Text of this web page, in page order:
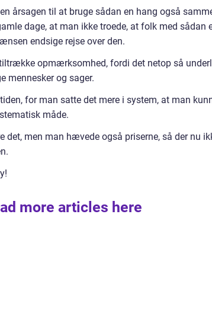
årsagen til at bruge sådan en hang også
dage, at man ikke troede, at folk med sådan
endsige rejse over den.
opmærksomhed, fordi det netop så
mennesker og sager.
for man satte det mere i system, at man
måde.
men man hævede også priserne, så der nu
more articles here